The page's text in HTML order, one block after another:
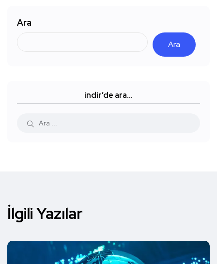
Ara
Ara
indir’de ara…
İlgili Yazılar